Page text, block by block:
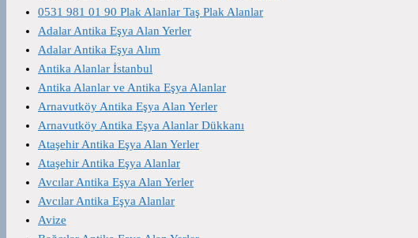
0531 981 01 90 Plak Alanlar Taş Plak Alanlar
Adalar Antika Eşya Alan Yerler
Adalar Antika Eşya Alım
Antika Alanlar İstanbul
Antika Alanlar ve Antika Eşya Alanlar
Arnavutköy Antika Eşya Alan Yerler
Arnavutköy Antika Eşya Alanlar Dükkanı
Ataşehir Antika Eşya Alan Yerler
Ataşehir Antika Eşya Alanlar
Avcılar Antika Eşya Alan Yerler
Avcılar Antika Eşya Alanlar
Avize